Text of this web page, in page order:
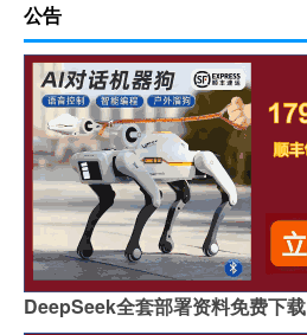
公告
DeepSeek全套部署资料免费下载